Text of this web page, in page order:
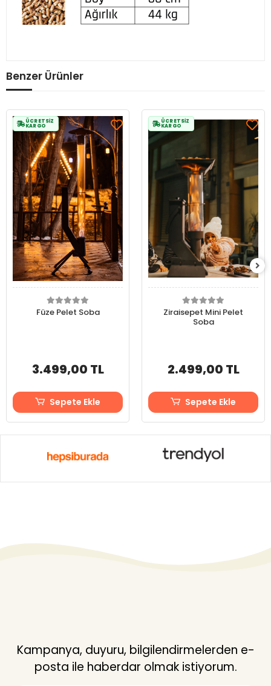
Benzer Ürünler
ÜCRETSİZ
KARGO
Füze Pelet Soba
3.499,00 TL
Sepete Ekle
ÜCRETSİZ
KARGO
Ziraisepet Mini Pelet
Soba
2.499,00 TL
Sepete Ekle
Kampanya, duyuru, bilgilendirmelerden e-
posta ile haberdar olmak istiyorum.